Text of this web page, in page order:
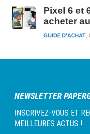
Pixel 6 et
acheter
GUIDE D'ACHAT
NEWSLETTER
INSCRIVEZ-VOUS ET
MEILLEURES ACTUS !